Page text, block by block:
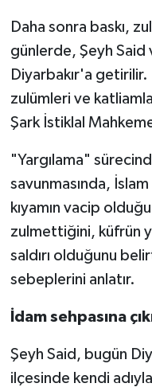
Daha sonra baskı,
günlerde, Şeyh Said
Diyarbakır'a
zulümleri ve
Şark İstiklal
"Yargılama"
savunmasında,
kıyamın vacip
zulmettiğini, küfrün
saldırı olduğunu
sebeplerini anlatır.
İdam sehpasına
Şeyh Said, bugün
ilçesinde kendi